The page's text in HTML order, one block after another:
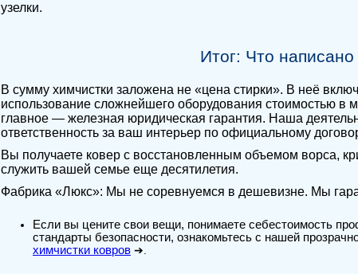
узелки.
Итог: Что
В сумму химчистки заложена не «цена стирки». В неё
использование сложнейшего оборудования стоимостью в
главное — железная юридическая гарантия. Наша
ответственность за ваш интерьер по официальному
Вы получаете ковер с восстановленным объемом ворса,
служить вашей семье еще десятилетия.
Фабрика «Люкс»: Мы не соревнуемся в дешевизне. Мы
Если вы цените свои вещи, понимаете себестоимость
стандарты безопасности, ознакомьтесь с нашей
химчистки ковров ➔.